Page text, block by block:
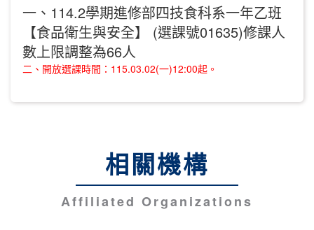
一、114.2學期進修部四技食科系一年乙班
【食品衛生與安全】 (選課號01635)修課人
數上限調整為66人
二、開放選課時間：115.03.02(一)12:00起。
相關機構
Affiliated Organizations